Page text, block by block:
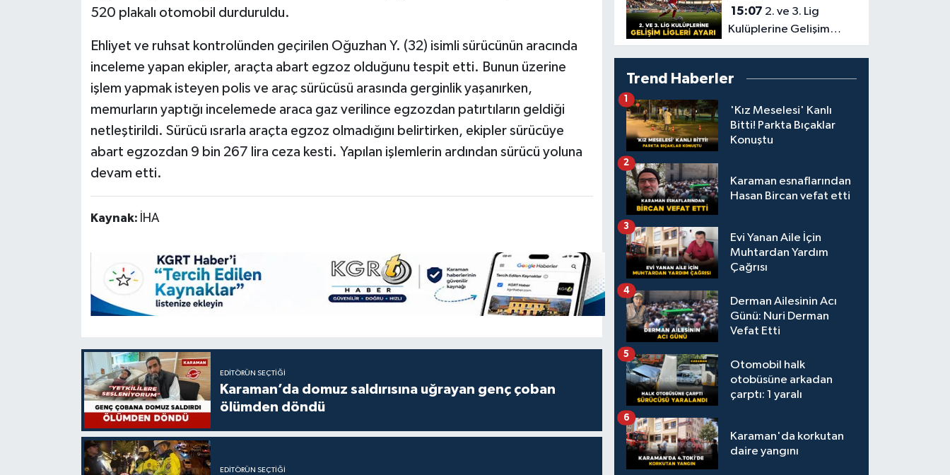
520 plakalı otomobil durduruldu.
Ehliyet ve ruhsat kontrolünden geçirilen Oğuzhan Y. (32) isimli sürücünün aracında
inceleme yapan ekipler, araçta abart egzoz olduğunu tespit etti. Bunun üzerine
işlem yapmak isteyen polis ve araç sürücüsü arasında gerginlik yaşanırken,
memurların yaptığı incelemede araca gaz verilince egzozdan patırtıların geldiği
netleştirildi. Sürücü ısrarla araçta egzoz olmadığını belirtirken, ekipler sürücüye
abart egzozdan 9 bin 267 lira ceza kesti. Yapılan işlemlerin ardından sürücü yoluna
devam etti.
Kaynak: İHA
EDITÖRÜN SEÇTIĞI
Karaman’da domuz saldırısına uğrayan genç çoban
ölümden döndü
EDITÖRÜN SEÇTIĞI
15:07
Kulüplerine Gelişim
Ligleri Ayarı
Trend Haberler
'Kız Meselesi' Kanlı
Bitti! Parkta Bıçaklar
Konuştu
1
Karaman esnaflarından
Hasan Bircan vefat etti
2
Evi Yanan Aile İçin
Muhtardan Yardım
Çağrısı
3
Derman Ailesinin Acı
Günü: Nuri Derman
Vefat Etti
4
Otomobil halk
otobüsüne arkadan
çarptı: 1 yaralı
5
Karaman'da korkutan
daire yangını
6